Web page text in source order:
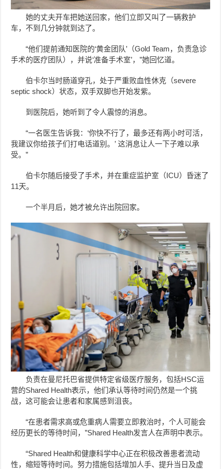
她的丈夫开车把她送回家，他们立即又叫了一辆救护
车，不到几分钟就到达了。
“他们提前通知医院的‘黄金团队’（Gold Team，负责急诊
手术的医疗团队），并说‘准备手术室’，”她回忆道。
伯卡尔当时肠道穿孔，处于严重败血性休克（severe
septic shock）状态，双手双脚也开始发紫。
到医院后，她听到了令人震惊的消息。
“一名医生告诉我：‘你快不行了，最多还有两小时可活，
我建议你给孩子们打电话道别。’ 这消息让人一下子难以承
受。”
伯卡尔随后接受了手术，并在重症监护室（ICU）昏迷了
11天。
一个半月后，她才被允许出院回家。
负责在曼尼托巴省提供特定省级医疗服务，包括HSC运
营的Shared Health表示，他们承认等待时间仍然是一个挑
战，这可能会让患者和家属感到沮丧。
“在患者需求高或危重病人需要立即救治时，个人可能会
经历更长的等待时间，”Shared Health发言人在声明中表示。
“Shared Health和健康科学中心正在积极改善患者流动
性，缩短等待时间。努力措施包括增加人手、提升当日及虚